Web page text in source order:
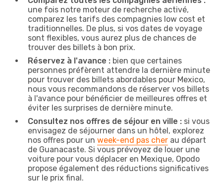
une fois notre moteur de recherche activé,
comparez les tarifs des compagnies low cost et
traditionnelles. De plus, si vos dates de voyage
sont flexibles, vous aurez plus de chances de
trouver des billets à bon prix.
Réservez à l'avance : bien que certaines
personnes préfèrent attendre la dernière minute
pour trouver des billets abordables pour Mexico,
nous vous recommandons de réserver vos billets
à l'avance pour bénéficier de meilleures offres et
éviter les surprises de dernière minute.
Consultez nos offres de séjour en ville : si vous
envisagez de séjourner dans un hôtel, explorez
nos offres pour un week-end pas cher au départ
de Guanacaste. Si vous prévoyez de louer une
voiture pour vous déplacer en Mexique, Opodo
propose également des réductions significatives
sur le prix final.